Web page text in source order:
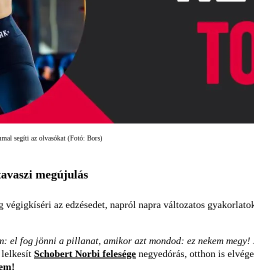
segíti az olvasókat (Fotó: Bors)
megújulás
az edzésedet, napról napra változatos
el fog jönni a pillanat, amikor azt mondod: ez nekem
Schobert Norbi felesége negyedórás, otthon is